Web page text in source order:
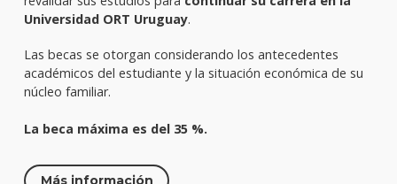
Universidad ORT Uruguay.
Las becas se otorgan considerando los antecedentes
académicos del estudiante y la situación económica de su
núcleo familiar.
La beca máxima es del 35 %.
Más información